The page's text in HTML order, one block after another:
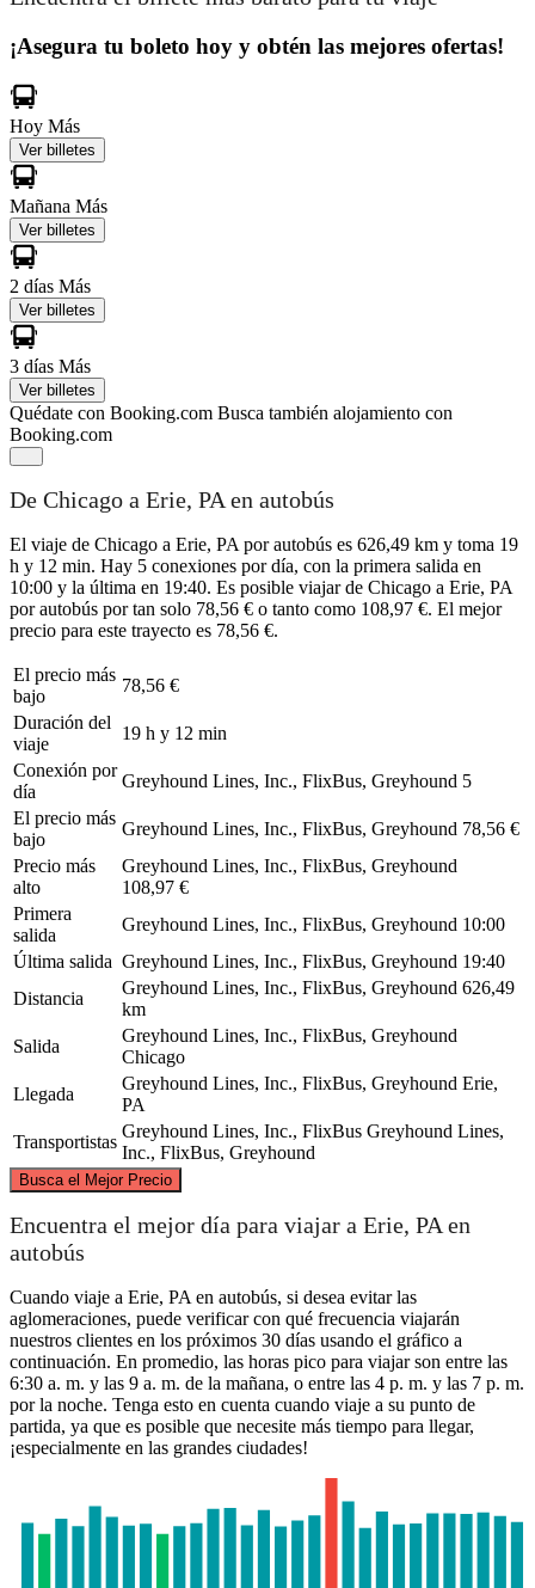
¡Asegura tu boleto hoy y obtén las mejores ofertas!
Hoy Más
Ver billetes
Mañana Más
Ver billetes
2 días Más
Ver billetes
3 días Más
Ver billetes
Quédate con Booking.com Busca también alojamiento con
Booking.com
De Chicago a Erie, PA en autobús
El viaje de Chicago a Erie, PA por autobús es 626,49 km y toma 19
h y 12 min. Hay 5 conexiones por día, con la primera salida en
10:00 y la última en 19:40. Es posible viajar de Chicago a Erie, PA
por autobús por tan solo 78,56 € o tanto como 108,97 €. El mejor
precio para este trayecto es 78,56 €.
El precio más
bajo
78,56 €
Duración del
viaje
19 h y 12 min
Conexión por
día
Greyhound Lines, Inc., FlixBus, Greyhound 5
El precio más
bajo
Greyhound Lines, Inc., FlixBus, Greyhound 78,56 €
Precio más
alto
Greyhound Lines, Inc., FlixBus, Greyhound
108,97 €
Primera
salida
Greyhound Lines, Inc., FlixBus, Greyhound 10:00
Última salida Greyhound Lines, Inc., FlixBus, Greyhound 19:40
Distancia
Greyhound Lines, Inc., FlixBus, Greyhound 626,49
km
Salida
Greyhound Lines, Inc., FlixBus, Greyhound
Chicago
Llegada
Greyhound Lines, Inc., FlixBus, Greyhound Erie,
PA
Transportistas
Greyhound Lines, Inc., FlixBus Greyhound Lines,
Inc., FlixBus, Greyhound
Busca el Mejor Precio
Chicago, IL
Erie, PA
©CARTO
Encuentra el mejor día para viajar a Erie, PA en
autobús
Cuando viaje a Erie, PA en autobús, si desea evitar las
aglomeraciones, puede verificar con qué frecuencia viajarán
nuestros clientes en los próximos 30 días usando el gráfico a
continuación. En promedio, las horas pico para viajar son entre las
6:30 a. m. y las 9 a. m. de la mañana, o entre las 4 p. m. y las 7 p. m.
por la noche. Tenga esto en cuenta cuando viaje a su punto de
partida, ya que es posible que necesite más tiempo para llegar,
¡especialmente en las grandes ciudades!